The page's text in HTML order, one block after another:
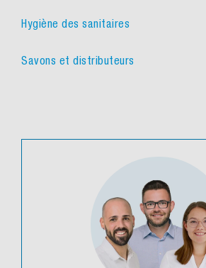
Hygiène des sanitaires
Savons et distributeurs